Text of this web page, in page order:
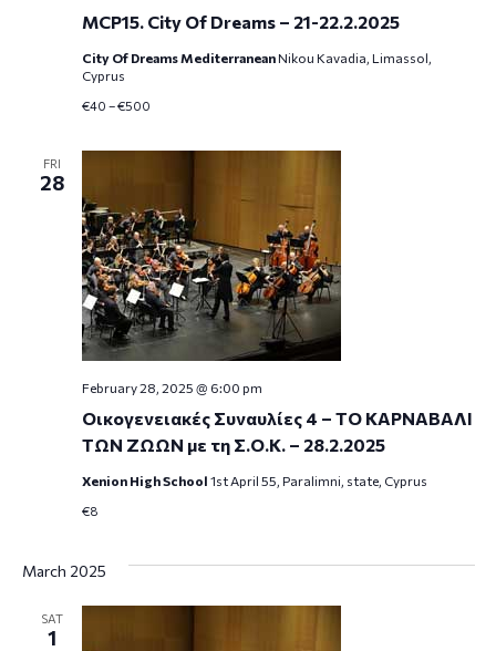
MCP15. City Of Dreams – 21-22.2.2025
City Of Dreams Mediterranean Nikou Kavadia, Limassol,
Cyprus
€40 – €500
FRI
28
Οικογενειακές Συναυλίες 4 – ΤΟ ΚΑΡΝΑΒΑΛΙ
ΤΩΝ ΖΩΩΝ με τη Σ.Ο.Κ. – 28.2.2025
February 28, 2025 @ 6:00 pm
Xenion High School 1st April 55, Paralimni, state, Cyprus
€8
March 2025
SAT
1